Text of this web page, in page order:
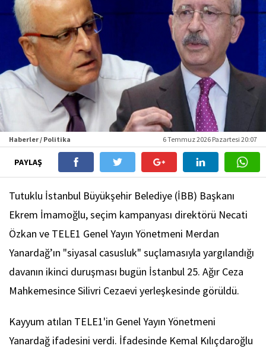
Haberler / Politika 6 Temmuz 2026 Pazartesi 20:07
PAYLAŞ
Tutuklu İstanbul Büyükşehir Belediye (İBB) Başkanı
Ekrem İmamoğlu, seçim kampanyası direktörü Necati
Özkan ve TELE1 Genel Yayın Yönetmeni Merdan
Yanardağ’ın "siyasal casusluk" suçlamasıyla yargılandığı
davanın ikinci duruşması bugün İstanbul 25. Ağır Ceza
Mahkemesince Silivri Cezaevi yerleşkesinde görüldü.
Kayyum atılan TELE1'in Genel Yayın Yönetmeni
Yanardağ ifadesini verdi. İfadesinde Kemal Kılıçdaroğlu